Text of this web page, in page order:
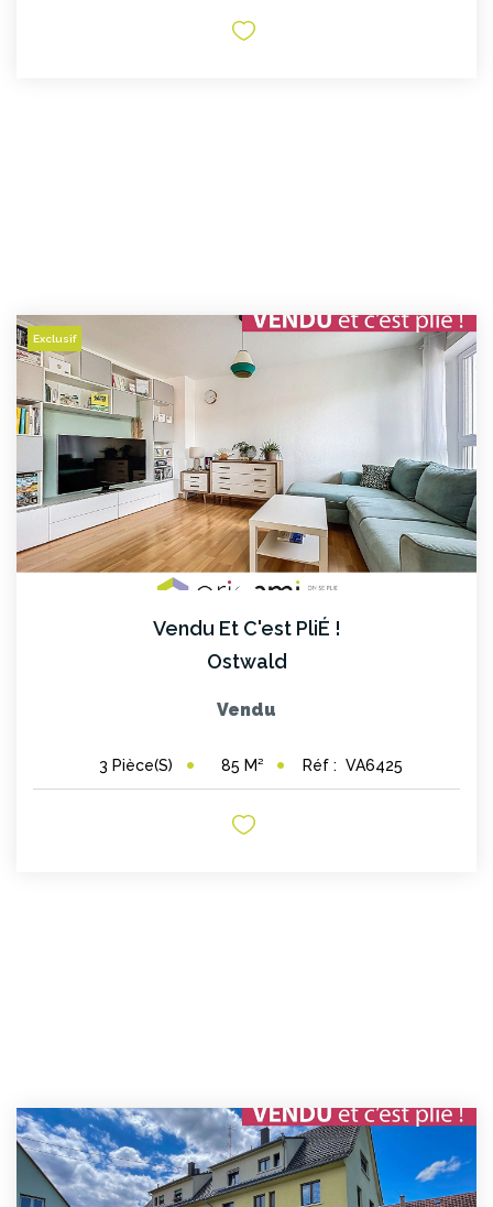
Exclusif
Vendu Et C'est PliÉ !
Ostwald
Vendu
3 Pièce(s) 85 M² Réf : VA6425